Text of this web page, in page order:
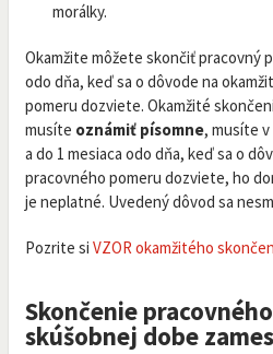
morálky.
Okamžite môžete skončiť pracovný
odo dňa, keď sa o dôvode na
pomeru dozviete. Okamžité
musíte oznámiť písomne, musíte v
a do 1 mesiaca odo dňa, keď sa o
pracovného pomeru dozviete, ho
je neplatné. Uvedený dôvod sa
Pozrite si VZOR okamžitého
Skončenie
skúšobnej dobe